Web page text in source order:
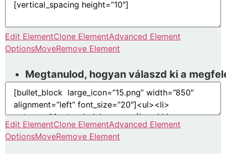
Edit ElementClone ElementAdvanced Element
OptionsMoveRemove Element
Megtanulod, hogyan válaszd ki a
Edit ElementClone ElementAdvanced Element
OptionsMoveRemove Element